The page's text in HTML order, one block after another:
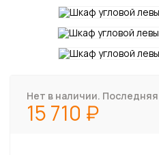
Нет в наличии.
15 710